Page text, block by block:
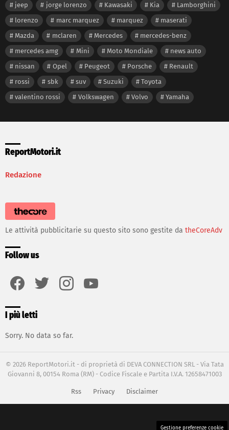
jeep
jorge lorenzo Kawasaki Kia
Lamborghini
lorenzo
marc marquez marquez
maserati
Mazda
mclaren Mercedes
mercedes-benz
mercedes amg
Mini Moto Mondiale
news auto
nissan
Opel Peugeot Porsche
Renault
rossi
sbk suv Suzuki
Toyota
valentino rossi
Volkswagen Volvo Yamaha
ReportMotori.it
Redazione
Le attività pubblicitarie su questo sito sono gestite da theCoreAdv
Follow us
I più letti
Sorry. No data so far.
© 2026 ReportMotori.it - di proprietà di DEVA CONNECTION SRL - Via Tata
Giovanni 8, 00154 Roma (RM) - Codice Fiscale e Partita I.V.A. 12658471003
Rss Privacy Disclaimer
Gestione preferenze cookie